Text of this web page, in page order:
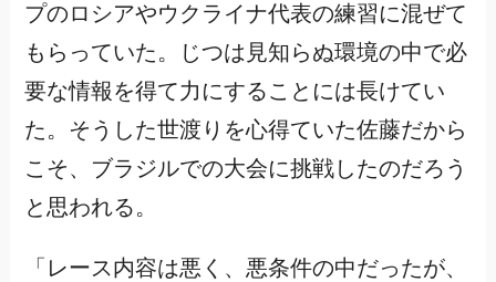
プのロシアやウクライナ代表の練習に混ぜて
もらっていた。じつは見知らぬ環境の中で必
要な情報を得て力にすることには長けてい
た。そうした世渡りを心得ていた佐藤だから
こそ、ブラジルでの大会に挑戦したのだろう
と思われる。
「レース内容は悪く、悪条件の中だったが、